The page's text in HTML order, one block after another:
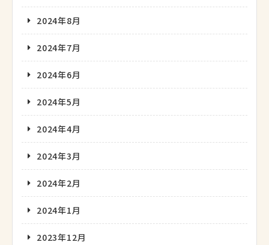
2024年8月
2024年7月
2024年6月
2024年5月
2024年4月
2024年3月
2024年2月
2024年1月
2023年12月